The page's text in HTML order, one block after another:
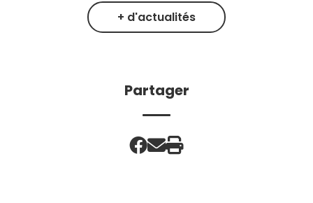
+ d'actualités
Partager